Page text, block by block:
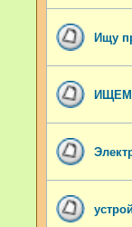
Ищу
ИЩЕМ